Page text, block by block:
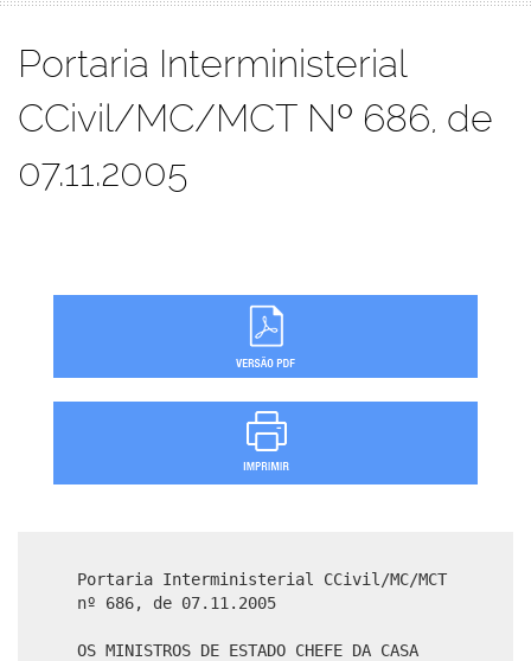
Portaria Interministerial
CCivil/MC/MCT Nº 686, de
07.11.2005
Portaria Interministerial CCivil/MC/MCT
nº 686, de 07.11.2005
OS MINISTROS DE ESTADO CHEFE DA CASA